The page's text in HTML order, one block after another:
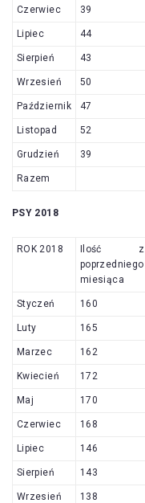
Czerwiec 39
Lipiec 44
Sierpień 43
Wrzesień 50
Październik 47
Listopad 52
Grudzień 39
Razem
PSY 2018
ROK 2018
Ilość z
poprzedniego
miesiąca
Styczeń 160
Luty 165
Marzec 162
Kwiecień 172
Maj 170
Czerwiec 168
Lipiec 146
Sierpień 143
Wrzesień 138